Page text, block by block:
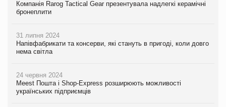
Компанія Rarog Tactical Gear презентувала надлегкі керамічні
бронеплити
31 липня 2024
Напівфабрикати та консерви, які стануть в пригоді, коли довго
нема світла
24 червня 2024
Meest Пошта і Shop-Express розширюють можливості
українських підприємців